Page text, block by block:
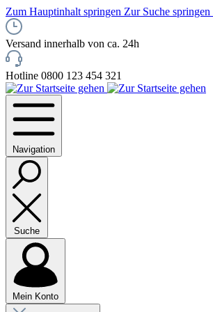
Zum Hauptinhalt springen Zur Suche springen
Versand innerhalb von ca. 24h
Hotline 0800 123 454 321
Navigation
Suche
Mein Konto